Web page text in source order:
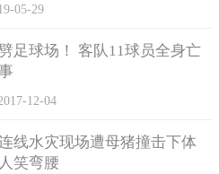
05-29
足球场！ 客队11球员全身亡
12-04
线水灾现场遭母猪撞击下体
笑弯腰